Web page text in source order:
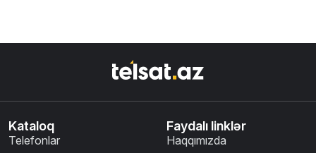
Kataloq
Telefonlar
Faydalı linklər
Haqqımızda